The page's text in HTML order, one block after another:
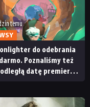
temu
do odebrania
Poznaliśmy też
datę premiery